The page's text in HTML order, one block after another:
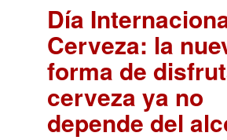
Día
Cerveza: la
forma de
cerveza ya no
depende del